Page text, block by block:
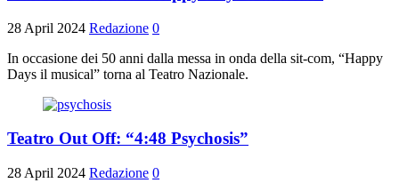
28 April 2024 Redazione 0
In occasione dei 50 anni dalla messa in onda della sit-com, “Happy
Days il musical” torna al Teatro Nazionale.
Teatro Out Off: “4:48 Psychosis”
28 April 2024 Redazione 0